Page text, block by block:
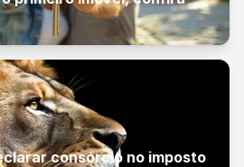
consórcio no imposto